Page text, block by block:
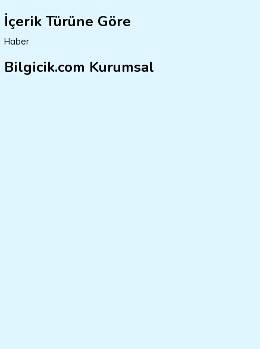
İçerik Türüne Göre
Haber
Bilgicik.com Kurumsal